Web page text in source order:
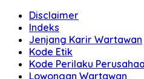
Disclaimer
Indeks
Jenjang Karir Wartawan
Kode Etik
Kode Perilaku
Lowongan Wartawan